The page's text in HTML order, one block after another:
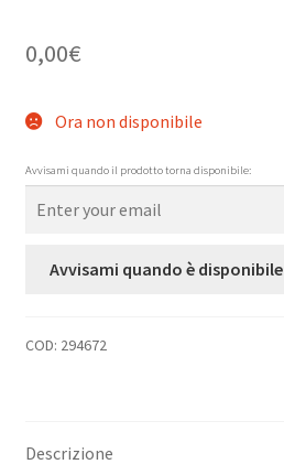
0,00€
Ora non disponibile
Avvisami quando il prodotto torna disponibile:
Avvisami quando è disponibile
COD: 294672
Descrizione